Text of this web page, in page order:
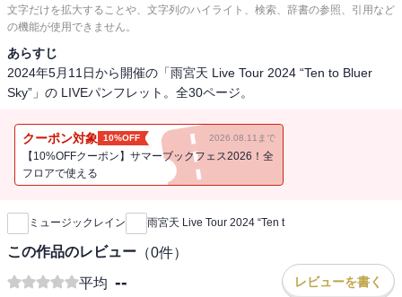
文字だけを拡大することや、文字列のハイライト、検索、辞書の参照、引用など
の機能が使用できません。
あらすじ
2024年5月11日から開催の「雨宮天 Live Tour 2024 “Ten to Bluer
Sky”」の LIVEパンフレット。全30ページ。
クーポン対象 10%OFF 2026.08.11まで
【10%OFFクーポン】サマーブックフェス2026！全
フロアで使える
新刊通知
ミュージックレイン 雨宮天 Live Tour 2024 “Ten t
この作品のレビュー （0件）
平均 -- レビューを書く